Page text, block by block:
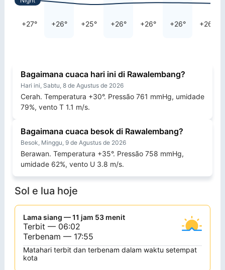
+27° +26° +25° +26° +26° +26° +26°
Bagaimana cuaca hari ini di Rawalembang?
Hari ini, Sabtu, 8 de Agustus de 2026
Cerah. Temperatura +30°. Pressão 761 mmHg, umidade
79%, vento T 1.1 m/s.
Bagaimana cuaca besok di Rawalembang?
Besok, Minggu, 9 de Agustus de 2026
Berawan. Temperatura +35°. Pressão 758 mmHg,
umidade 62%, vento U 3.8 m/s.
Sol e lua hoje
Lama siang — 11 jam 53 menit
Terbit — 06:02
Terbenam — 17:55
Matahari terbit dan terbenam dalam waktu setempat
kota